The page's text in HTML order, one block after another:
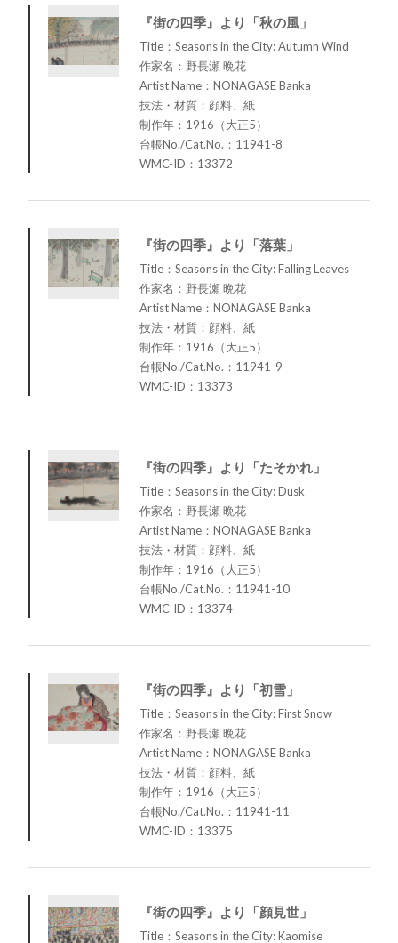
『街の四季』より「秋の風」
Title：Seasons in the City: Autumn Wind
作家名：野長瀬 晩花
Artist Name：NONAGASE Banka
技法・材質：顔料、紙
制作年：1916（大正5）
台帳No./Cat.No.：11941-8
WMC-ID：13372
『街の四季』より「落葉」
Title：Seasons in the City: Falling Leaves
作家名：野長瀬 晩花
Artist Name：NONAGASE Banka
技法・材質：顔料、紙
制作年：1916（大正5）
台帳No./Cat.No.：11941-9
WMC-ID：13373
『街の四季』より「たそかれ」
Title：Seasons in the City: Dusk
作家名：野長瀬 晩花
Artist Name：NONAGASE Banka
技法・材質：顔料、紙
制作年：1916（大正5）
台帳No./Cat.No.：11941-10
WMC-ID：13374
『街の四季』より「初雪」
Title：Seasons in the City: First Snow
作家名：野長瀬 晩花
Artist Name：NONAGASE Banka
技法・材質：顔料、紙
制作年：1916（大正5）
台帳No./Cat.No.：11941-11
WMC-ID：13375
『街の四季』より「顔見世」
Title：Seasons in the City: Kaomise